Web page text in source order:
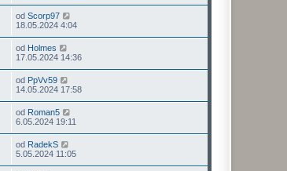
od Scorp97
18.05.2024 4:04
od Holmes
17.05.2024 14:36
od PpVv59
14.05.2024 17:58
od Roman5
6.05.2024 19:11
od RadekS
5.05.2024 11:05